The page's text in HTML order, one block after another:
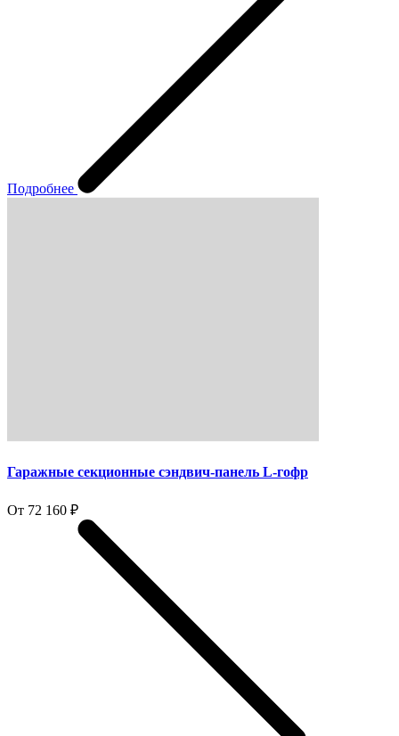
Подробнее
Гаражные секционные сэндвич-панель L-гофр
От 72 160 ₽